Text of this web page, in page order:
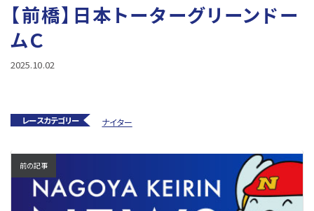
所属選手
【前橋】日本トーターグリーンドー
ムＣ
2025.10.02
レースカテゴリー ナイター
前の記事